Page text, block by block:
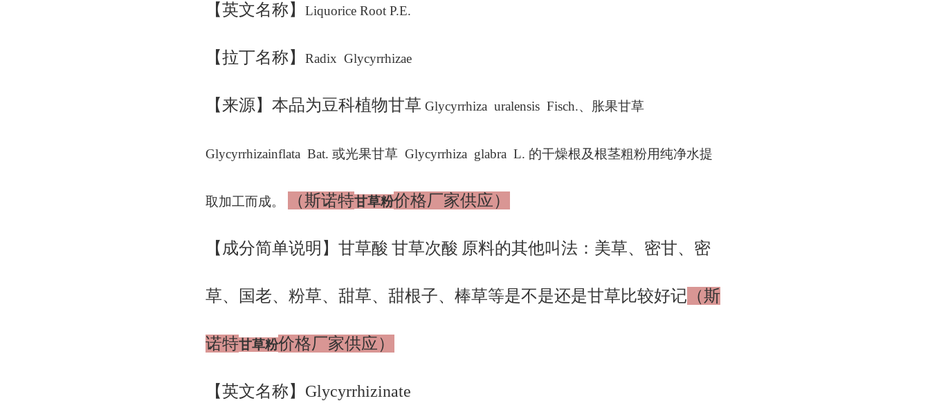
【英文名称】 Liquorice Root P.E.
【拉丁名称】 Radix Glycyrrhizae
【来源】本品为豆科植物甘草 Glycyrrhiza uralensis Fisch.、胀果甘草
Glycyrrhizainflata Bat. 或光果甘草 Glycyrrhiza glabra L. 的干燥根及根茎粗粉用纯净水提
取加工而成。 （斯诺特甘草粉价格厂家供应）
【成分简单说明】甘草酸 甘草次酸 原料的其他叫法：美草、密甘、密
草、国老、粉草、甜草、甜根子、棒草等是不是还是甘草比较好记 （斯
诺特甘草粉价格厂家供应）
【英文名称】Glycyrrhizinate